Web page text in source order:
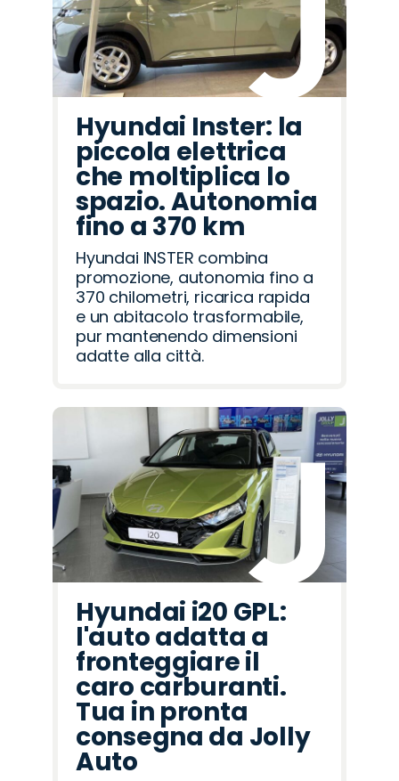
Hyundai Inster: la
piccola elettrica
che moltiplica lo
spazio. Autonomia
fino a 370 km
Hyundai INSTER combina
promozione, autonomia fino a
370 chilometri, ricarica rapida
e un abitacolo trasformabile,
pur mantenendo dimensioni
adatte alla città.
Hyundai i20 GPL:
l'auto adatta a
fronteggiare il
caro carburanti.
Tua in pronta
consegna da Jolly
Auto